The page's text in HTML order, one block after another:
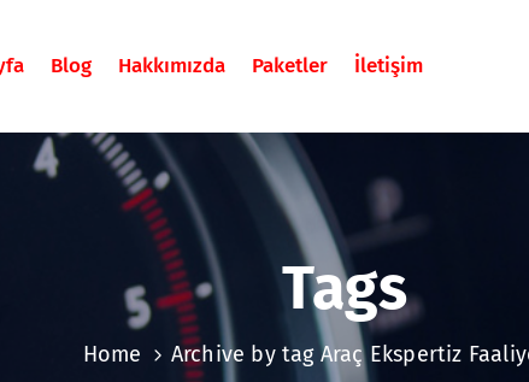
Blog Hakkımızda Paketler İletişim
Tags
Home Archive by tag Araç Ekspertiz